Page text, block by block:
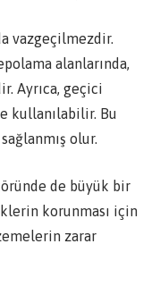
vazgeçilmezdir.
alanlarında,
Ayrıca, geçici
kullanılabilir. Bu
olur.
de büyük bir
korunması için
zarar